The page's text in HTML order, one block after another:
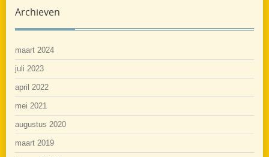
Archieven
maart 2024
juli 2023
april 2022
mei 2021
augustus 2020
maart 2019